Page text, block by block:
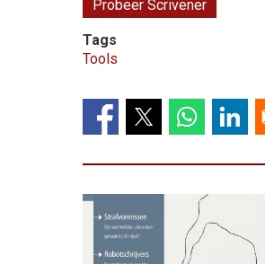
Probeer Scrivener
Tags
Tools